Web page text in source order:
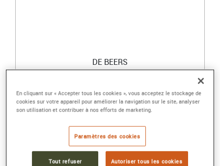
DE BEERS
Or blanc, diamants
En cliquant sur « Accepter tous les cookies », vous acceptez le stockage de
cookies sur votre appareil pour améliorer la navigation sur le site, analyser
son utilisation et contribuer à nos efforts de marketing.
Paramètres des cookies
Tout refuser Autoriser tous les cookies